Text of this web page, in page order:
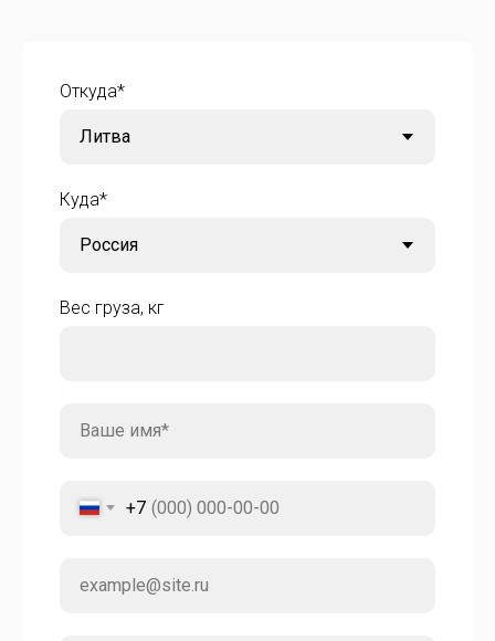
Откуда*
Куда*
Вес груза, кг
+7